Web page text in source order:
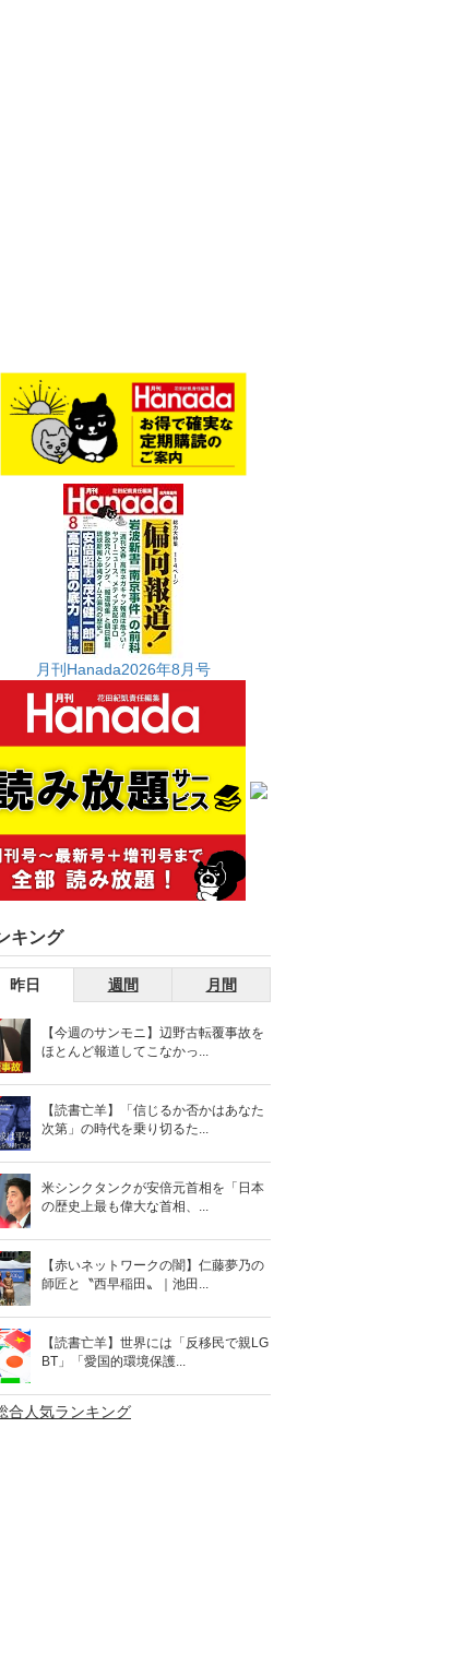
月刊Hanada2026年8月号
キング
昨日 週間 月間
【今週のサンモニ】辺野古転覆事故を
ほとんど報道してこなかっ...
【読書亡羊】「信じるか否かはあなた
次第」の時代を乗り切るた...
米シンクタンクが安倍元首相を「日本
の歴史上最も偉大な首相、...
【赤いネットワークの闇】仁藤夢乃の
師匠と〝西早稲田〟｜池田...
【読書亡羊】世界には「反移民で親LG
BT」「愛国的環境保護...
合人気ランキング